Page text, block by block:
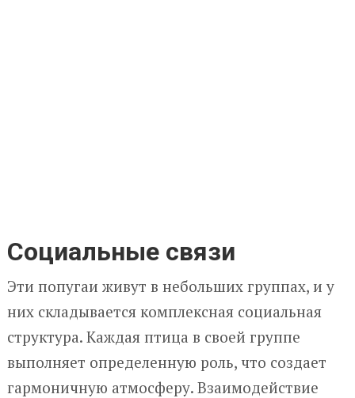
Социальные связи
Эти попугаи живут в небольших группах, и у
них складывается комплексная социальная
структура. Каждая птица в своей группе
выполняет определенную роль, что создает
гармоничную атмосферу. Взаимодействие